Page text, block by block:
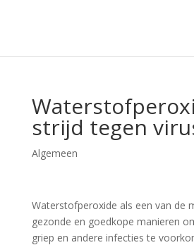
strijd tegen
Algemeen
Waterstofperoxide als een van de
gezonde en goedkope manieren
griep en andere infecties te